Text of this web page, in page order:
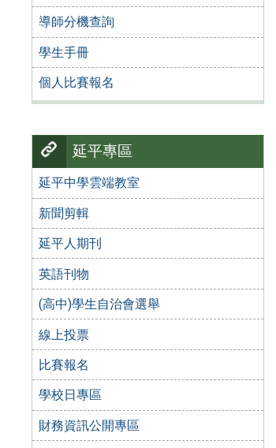
導師分機查詢
學生手冊
個人比賽報名
延平專區
延平中學雲端教室
新聞剪輯
延平人期刊
英語刊物
(高中)學生自治會選舉
線上投票
比賽報名
學校日專區
財務資訊公開專區